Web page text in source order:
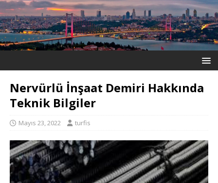
Nervürlü İnşaat Demiri Hakkında
Teknik Bilgiler
Mayıs 23, 2022 turfis